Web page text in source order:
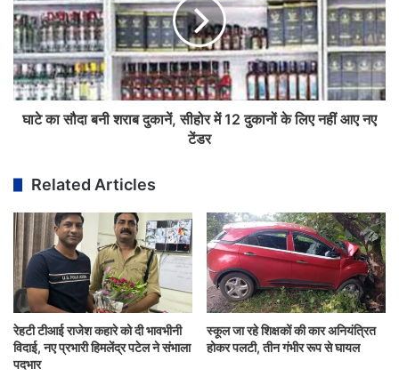
घाटे का सौदा बनी शराब दुकानें, सीहोर में 12 दुकानों के लिए नहीं आए नए
टेंडर
Related Articles
रेहटी टीआई राजेश कहारे को दी भावभीनी
विदाई, नए प्रभारी हिमलेंद्र पटेल ने संभाला
पदभार
स्कूल जा रहे शिक्षकों की कार अनियंत्रित
होकर पलटी, तीन गंभीर रूप से घायल